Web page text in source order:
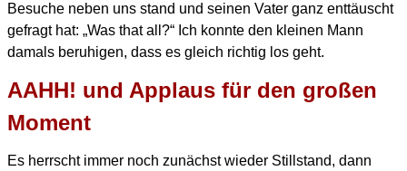
Besuche neben uns stand und seinen Vater ganz enttäuscht
gefragt hat: „Was that all?“ Ich konnte den kleinen Mann
damals beruhigen, dass es gleich richtig los geht.
AAHH! und Applaus für den großen
Moment
Es herrscht immer noch zunächst wieder Stillstand, dann